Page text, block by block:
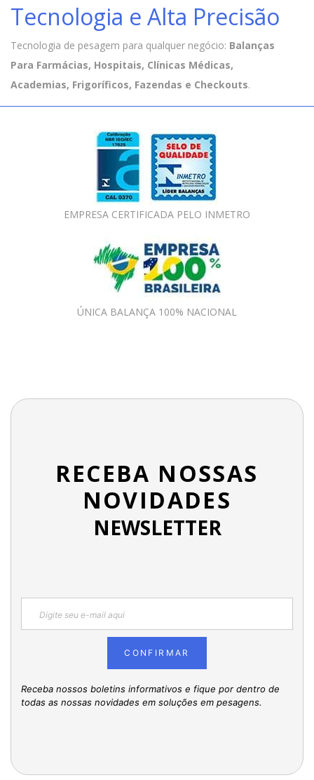
Tecnologia e Alta Precisão
Tecnologia de pesagem para qualquer negócio: Balanças
Para Farmácias, Hospitais, Clínicas Médicas,
Academias, Frigoríficos, Fazendas e Checkouts.
EMPRESA CERTIFICADA PELO INMETRO
ÚNICA BALANÇA 100% NACIONAL
RECEBA NOSSAS
NOVIDADES
NEWSLETTER
CONFIRMAR
Receba nossos boletins informativos e fique por dentro de
todas as nossas novidades em soluções em pesagens.